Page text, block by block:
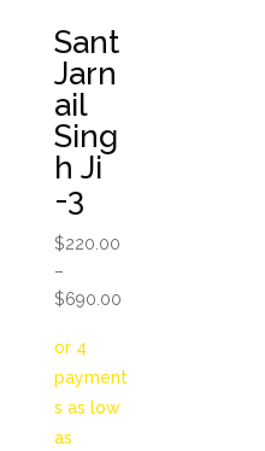
Sant
Jarn
ail
Sing
h Ji
-3
$220.00
–
$690.00Price
through
$690.00